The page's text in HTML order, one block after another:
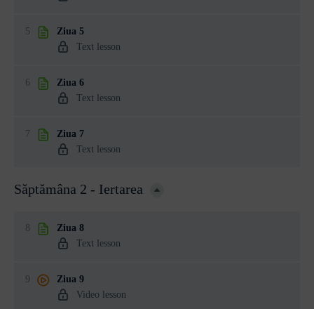
5
Ziua 5
Text lesson
6
Ziua 6
Text lesson
7
Ziua 7
Text lesson
Săptămâna 2 - Iertarea
8
Ziua 8
Text lesson
9
Ziua 9
Video lesson